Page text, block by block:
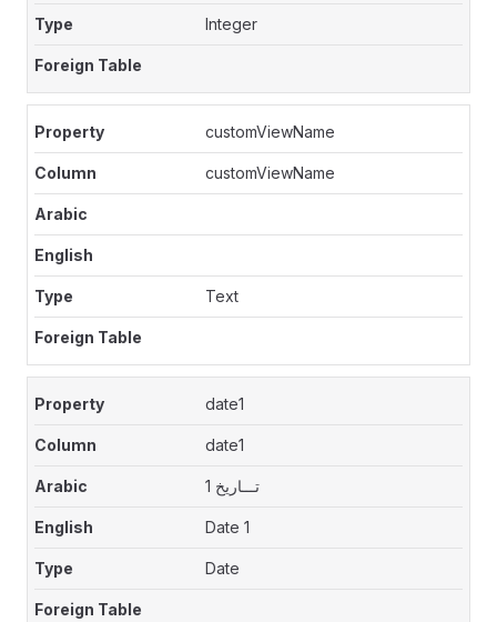
Integer
customViewName
customViewName
Text
date1
date1
تـــاريخ 1
Date 1
Date